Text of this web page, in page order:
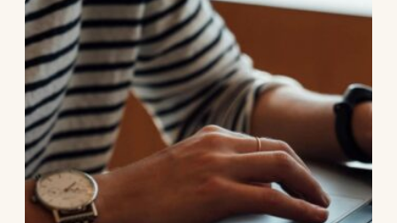
obtención del
certificado
Mapa de
certificados
Motivos para
obtener el
Certificado
Certificados
Autodiagnóstico